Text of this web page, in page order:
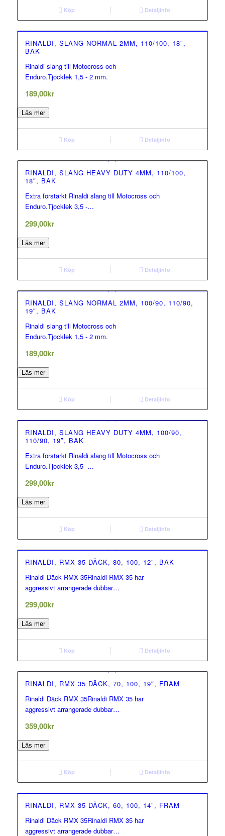
Köp Detaljinfo
RINALDI, SLANG NORMAL 2MM, 110/100, 18″,
BAK
Rinaldi slang till Motocross och
Enduro.Tjocklek 1,5 - 2 mm.
189,00kr
Läs mer
Köp Detaljinfo
RINALDI, SLANG HEAVY DUTY 4MM, 110/100,
18″, BAK
Extra förstärkt Rinaldi slang till Motocross och
Enduro.Tjocklek 3,5 -…
299,00kr
Läs mer
Köp Detaljinfo
RINALDI, SLANG NORMAL 2MM, 100/90, 110/90,
19″, BAK
Rinaldi slang till Motocross och
Enduro.Tjocklek 1,5 - 2 mm.
189,00kr
Läs mer
Köp Detaljinfo
RINALDI, SLANG HEAVY DUTY 4MM, 100/90,
110/90, 19″, BAK
Extra förstärkt Rinaldi slang till Motocross och
Enduro.Tjocklek 3,5 -…
299,00kr
Läs mer
Köp Detaljinfo
RINALDI, RMX 35 DÄCK, 80, 100, 12″, BAK
Rinaldi Däck RMX 35Rinaldi RMX 35 har
aggressivt arrangerade dubbar…
299,00kr
Läs mer
Köp Detaljinfo
RINALDI, RMX 35 DÄCK, 70, 100, 19″, FRAM
Rinaldi Däck RMX 35Rinaldi RMX 35 har
aggressivt arrangerade dubbar…
359,00kr
Läs mer
Köp Detaljinfo
RINALDI, RMX 35 DÄCK, 60, 100, 14″, FRAM
Rinaldi Däck RMX 35Rinaldi RMX 35 har
aggressivt arrangerade dubbar…